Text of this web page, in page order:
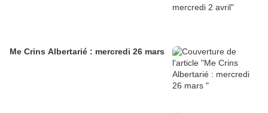
Me Crins Albertarié : mercredi 26 mars